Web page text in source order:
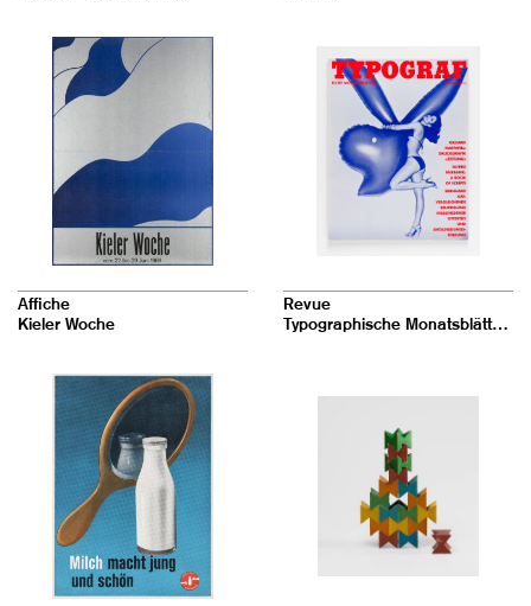
Affiche
Kieler Woche
Revue
Typographische Monatsblätter 12